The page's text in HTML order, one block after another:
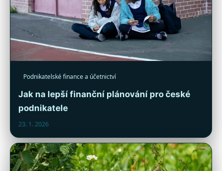
Podnikatelské finance a účetnictví
Jak na lepší finanční plánování pro české
podnikatele
23. 1. 2026